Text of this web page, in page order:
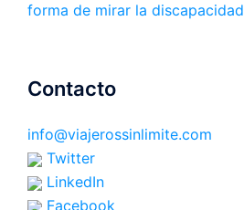
forma de mirar la discapacidad
Contacto
info@viajerossinlimite.com
Twitter
LinkedIn
Facebook